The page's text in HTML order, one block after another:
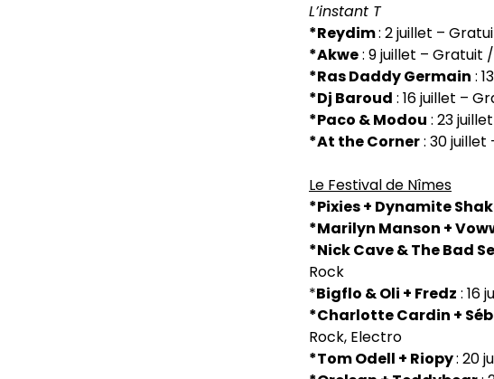
L’instant T
*Reydim: 2 juillet –
*Akwe: 9 juillet – Gratuit
*Ras Daddy Germain :
*Dj Baroud : 16 juillet –
*Paco & Modou : 23
*At the Corner: 30 juillet
Le Festival de Nîmes
*Pixies + Dynamite
*Marilyn Manson +
*Nick Cave & The Bad
Rock
*Bigflo & Oli + Fredz : 16
*Charlotte Cardin +
Rock, Electro
*Tom Odell + Riopy: 20